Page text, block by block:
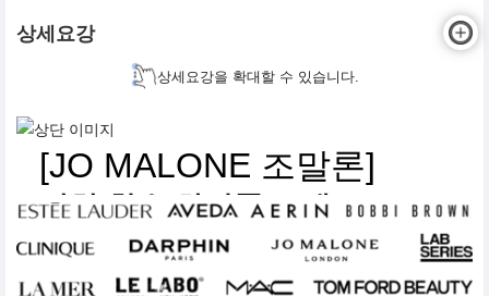
상세요강
상세요강을 확대할 수 있습니다.
[JO MALONE 조말론]
니치 향수 화장품 브랜드
뷰티 아티스트 채용